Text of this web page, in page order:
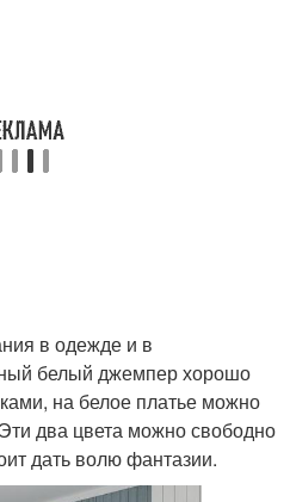
в одежде и в
белый джемпер хорошо
на белое платье можно
два цвета можно свободно
дать волю фантазии.